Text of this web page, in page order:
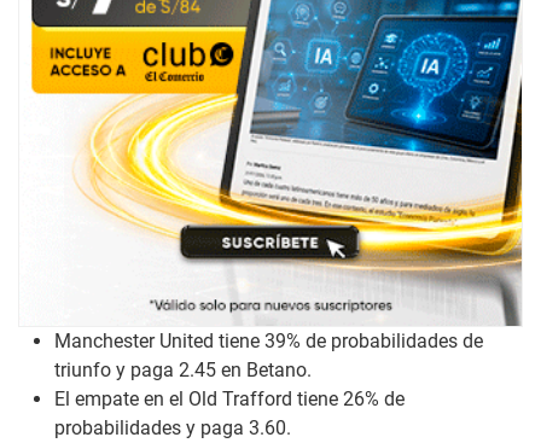
Manchester United tiene 39% de probabilidades de
triunfo y paga 2.45 en Betano.
El empate en el Old Trafford tiene 26% de
probabilidades y paga 3.60.